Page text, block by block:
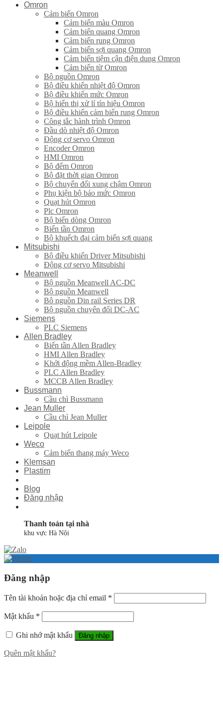
Omron
Cảm biến Omron
Cảm biến màu Omron
Cảm biến quang Omron
Cảm biến rung Omron
Cảm biến sợi quang Omron
Cảm biến tiệm cận điện dung Omron
Cảm biến từ Omron
Bộ nguồn Omron
Bộ điều khiển nhiệt độ Omron
Bộ điều khiển mức Omron
Bộ hiển thị xử lí tín hiệu Omron
Bộ điều khiển cảm biến rung Omron
Công tắc hành trình Omron
Đầu dò nhiệt độ Omron
Động cơ servo Omron
Encoder Omron
HMI Omron
Bộ đếm Omron
Bộ đặt thời gian Omron
Bộ chuyển đổi xung chậm Omron
Phụ kiện bộ báo mức Omron
Quạt hút Omron
Plc Omron
Bộ biến dòng Omron
Biến tần Omron
Bộ khuếch đại cảm biến sợi quang
Mitsubishi
Bộ điều khiển Driver Mitsubishi
Động cơ servo Mitsubishi
Meanwell
Bộ nguồn Meanwell AC-DC
Bộ nguồn Meanwell
Bô nguồn Din rail Series DR
Bộ nguồn chuyển đổi DC-AC
Siemens
PLC Siemens
Allen Bradley
Biến tần Allen Bradley
HMI Allen Bradley
Khởi động mềm Allen-Bradley
PLC Allen Bradley
MCCB Allen Bradley
Bussmann
Cầu chì Bussmann
Jean Muller
Cầu chì Jean Muller
Leipole
Quạt hút Leipole
Weco
Cảm biến thang máy Weco
Klemsan
Plastim
Blog
Đăng nhập
Thanh toán tại nhà
khu vực Hà Nội
Đăng nhập
Tên tài khoản hoặc địa chỉ email *
Mật khẩu *
Ghi nhớ mật khẩu Đăng nhập
Quên mật khẩu?